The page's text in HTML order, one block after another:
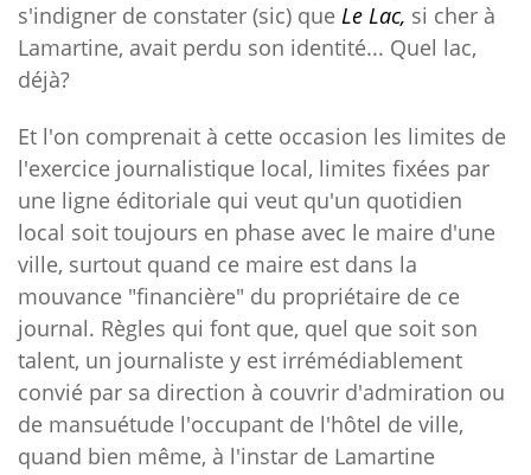
s'indigner de constater (sic) que Le Lac, si cher à
Lamartine, avait perdu son identité... Quel lac,
déjà?
Et l'on comprenait à cette occasion les limites de
l'exercice journalistique local, limites fixées par
une ligne éditoriale qui veut qu'un quotidien
local soit toujours en phase avec le maire d'une
ville, surtout quand ce maire est dans la
mouvance "financière" du propriétaire de ce
journal. Règles qui font que, quel que soit son
talent, un journaliste y est irrémédiablement
convié par sa direction à couvrir d'admiration ou
de mansuétude l'occupant de l'hôtel de ville,
quand bien même, à l'instar de Lamartine